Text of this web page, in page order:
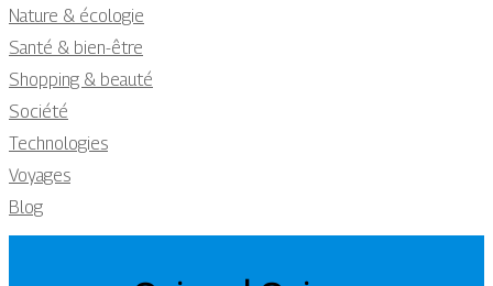
Nature & écologie
Santé & bien-être
Shopping & beauté
Société
Technologies
Voyages
Blog